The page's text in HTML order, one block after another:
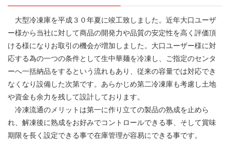
大型冷凍庫を平成３０年夏に竣工致しました。近年大口ユーザ
ー様から当社に対して商品の開発力や品質の安定性を高く評価頂
ける様になりお取引の機会が増加しました。大口ユーザー様に対
応する為の一つの条件として生中華麺を冷凍し、ご指定のセンタ
ーへ一括納品をするという流れもあり、従来の容量では対応でき
なくなり設備した次第です。あらかじめ第二冷凍庫も考慮し土地
や資金も余力を残して設計しております。
冷凍流通のメリットは第一に作り立ての製品の熟成を止めら
れ、解凍後に熟成をお好みでコントロールできる事、そして賞味
期限を長く設定できる事で在庫管理が容易にできる事です。